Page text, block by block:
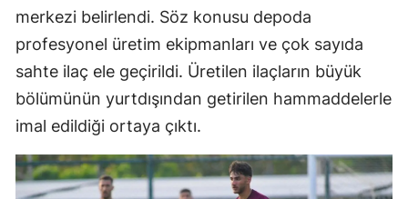
merkezi belirlendi. Söz konusu depoda
profesyonel üretim ekipmanları ve çok sayıda
sahte ilaç ele geçirildi. Üretilen ilaçların büyük
bölümünün yurtdışından getirilen hammaddelerle
imal edildiği ortaya çıktı.